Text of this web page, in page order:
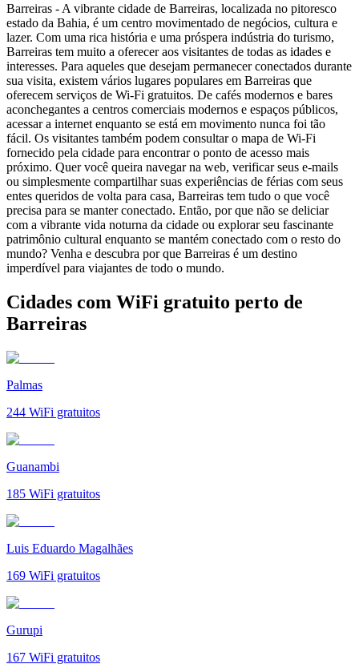
Barreiras - A vibrante cidade de Barreiras, localizada no pitoresco
estado da Bahia, é um centro movimentado de negócios, cultura e
lazer. Com uma rica história e uma próspera indústria do turismo,
Barreiras tem muito a oferecer aos visitantes de todas as idades e
interesses. Para aqueles que desejam permanecer conectados durante
sua visita, existem vários lugares populares em Barreiras que
oferecem serviços de Wi-Fi gratuitos. De cafés modernos e bares
aconchegantes a centros comerciais modernos e espaços públicos,
acessar a internet enquanto se está em movimento nunca foi tão
fácil. Os visitantes também podem consultar o mapa de Wi-Fi
fornecido pela cidade para encontrar o ponto de acesso mais
próximo. Quer você queira navegar na web, verificar seus e-mails
ou simplesmente compartilhar suas experiências de férias com seus
entes queridos de volta para casa, Barreiras tem tudo o que você
precisa para se manter conectado. Então, por que não se deliciar
com a vibrante vida noturna da cidade ou explorar seu fascinante
patrimônio cultural enquanto se mantém conectado com o resto do
mundo? Venha e descubra por que Barreiras é um destino
imperdível para viajantes de todo o mundo.
Cidades com WiFi gratuito perto de
Barreiras
Palmas
244 WiFi gratuitos
Guanambi
185 WiFi gratuitos
Luis Eduardo Magalhães
169 WiFi gratuitos
Gurupi
167 WiFi gratuitos